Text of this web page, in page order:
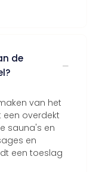
de
van het
een overdekt
sauna's en
en
een toeslag